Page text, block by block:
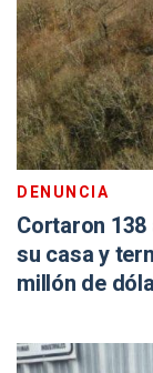
DENUNCIA
Cortaron
su casa y
millón de